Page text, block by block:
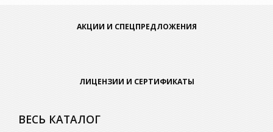
АКЦИИ И СПЕЦПРЕДЛОЖЕНИЯ
ЛИЦЕНЗИИ И СЕРТИФИКАТЫ
ВЕСЬ КАТАЛОГ